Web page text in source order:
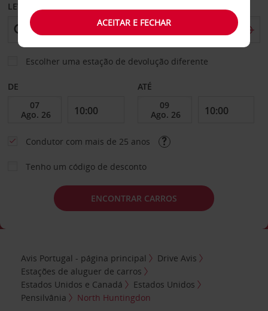
LEVANTAR EM
Escolher uma estação de devolução diferente
DE ATÉ
Condutor com mais de 25 anos
Tenho um código de desconto
ENCONTRAR CARROS
Avis Portugal - página principal
Drive Avis
Estações de aluguer de carros
Estados Unidos e Canadá
Estados Unidos
Pensilvânia
North Huntingdon
ACEITAR E FECHAR